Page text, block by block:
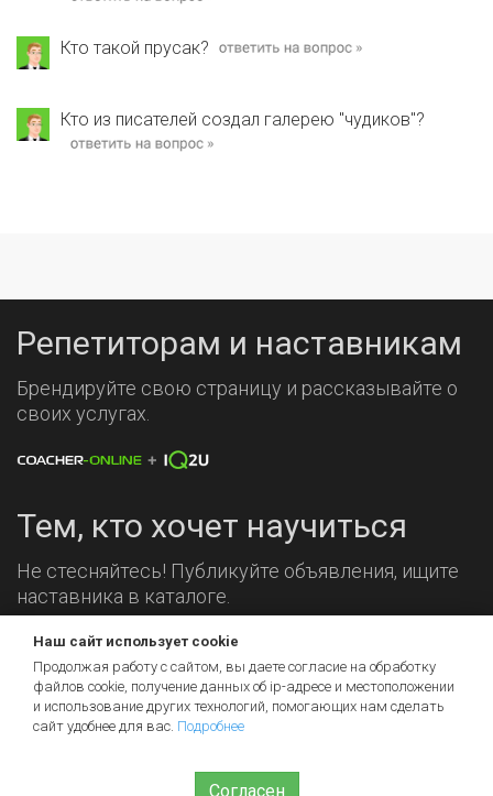
Кто такой прусак?
Кто из писателей создал галерею "чудиков"?
Репетиторам и наставникам
Брендируйте свою страницу и рассказывайте о
своих услугах.
Тем, кто хочет научиться
Не стесняйтесь! Публикуйте объявления, ищите
наставника в каталоге.
Мы на связи!
Наш сайт использует cookie
Продолжая работу с сайтом, вы даете согласие на обработку
файлов cookie, получение данных об ip-адресе и местоположении
и использование других технологий, помогающих нам сделать
сайт удобнее для вас. Подробнее
Согласен